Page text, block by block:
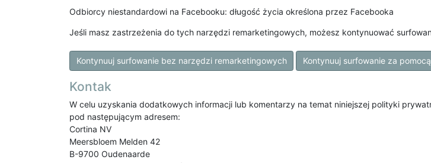
Odbiorcy niestandardowi na Facebooku: długość życia określona przez Facebooka
Jeśli masz zastrzeżenia do tych narzędzi remarketingowych, możesz kontynuować
Kontynuuj surfowanie bez narzędzi remarketingowych Kontynuuj surfowanie za
Kontak
W celu uzyskania dodatkowych informacji lub komentarzy na temat niniejszej polityki
pod następującym adresem:
Cortina NV
Meersbloem Melden 42
B-9700 Oudenaarde